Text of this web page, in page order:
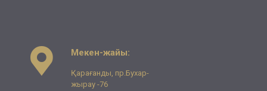
Мекен-жайы:
Қарағанды, пр.Бухар-
жырау -76